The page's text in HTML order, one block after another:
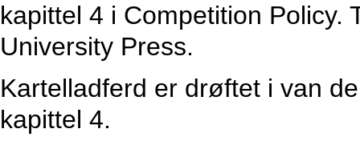
kapittel 4 i Competition Policy.
University Press.
Kartelladferd er drøftet i van
kapittel 4.